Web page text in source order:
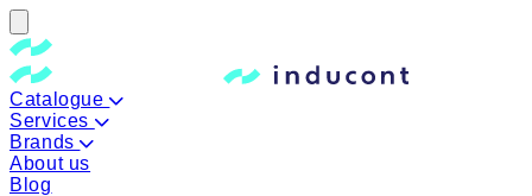
Catalogue
Services
Brands
About us
Blog